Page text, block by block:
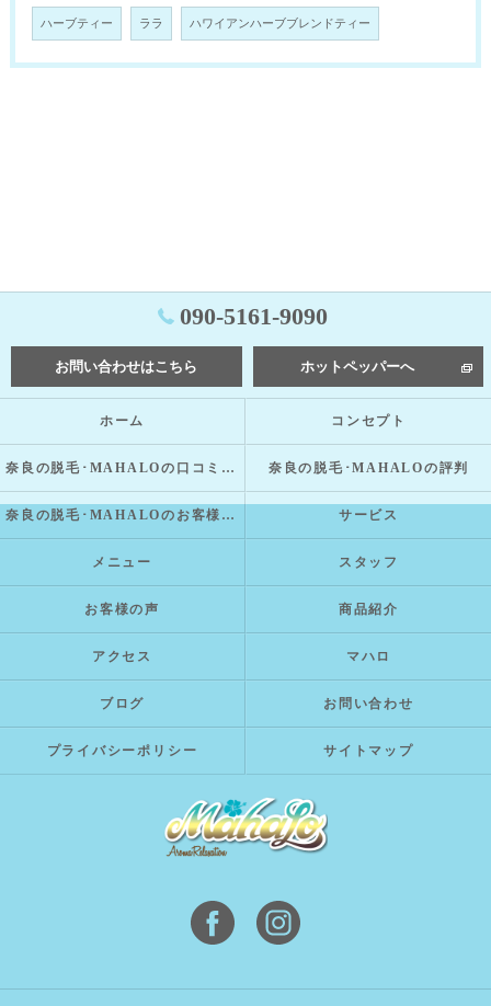
ハーブティー ララ ハワイアンハーブブレンドティー
090-5161-9090
お問い合わせはこちら ホットペッパーへ
ホーム コンセプト
奈良の脱毛･MAHALOの口コミ情報 奈良の脱毛･MAHALOの評判
奈良の脱毛･MAHALOのお客様の声 サービス
メニュー スタッフ
お客様の声 商品紹介
アクセス マハロ
ブログ お問い合わせ
プライバシーポリシー サイトマップ